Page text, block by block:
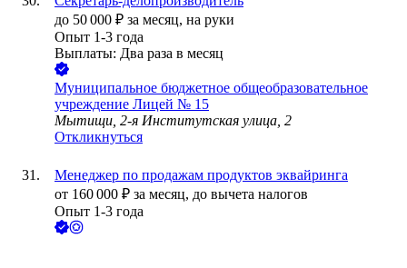
до 50 000 ₽ за месяц, на руки
Опыт 1-3 года
Выплаты: Два раза в месяц
Муниципальное бюджетное общеобразовательное
учреждение Лицей № 15
Мытищи, 2-я Институтская улица, 2
Откликнуться
Менеджер по продажам продуктов эквайринга
от 160 000 ₽ за месяц, до вычета налогов
Опыт 1-3 года